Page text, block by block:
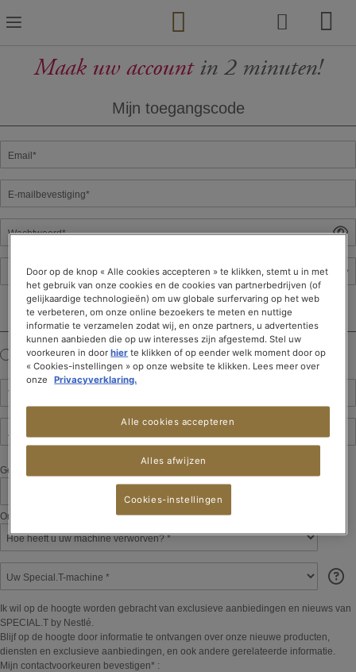
naar
de
Maak uw accountin 2 minuten!
Mijn toegangscode
Email*
E-mailbevestiging*
Wachtwoord*
Bevestig wachtwoord*
Mijn persoonlijke informatie
Dhr. Mevr.
Voornaam *
Achternaam *
Geboortedatum
Om u een speciale aanbieding voor uw verjaardag te kunnen sturen.
Hoe heeft u uw machine verworven?
Uw Special.T-machine
Ik wil op de hoogte worden gebracht van exclusieve aanbiedingen en nieuws van
SPECIAL.T by Nestlé.
Blijf op de hoogte door informatie te ontvangen over onze nieuwe producten,
diensten en exclusieve aanbiedingen, en ook andere gerelateerde informatie.
Mijn contactvoorkeuren bevestigen* :
Door op de knop « Alle cookies accepteren » te klikken, stemt u in met
het gebruik van onze cookies en de cookies van partnerbedrijven (of
gelijkaardige technologieën) om uw globale surfervaring op het web
te verbeteren, om onze online bezoekers te meten en nuttige
informatie te verzamelen zodat wij, en onze partners, u advertenties
kunnen aanbieden die op uw interesses zijn afgestemd. Stel uw
voorkeuren in doorhier te klikken of op eender welk moment door op
« Cookies-instellingen » op onze website te klikken. Lees meer over
onze
Privacyverklaring.
Alles afwijzen
Alle cookies accepteren
Cookies-instellingen